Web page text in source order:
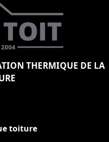
THERMIQUE DE LA
toiture